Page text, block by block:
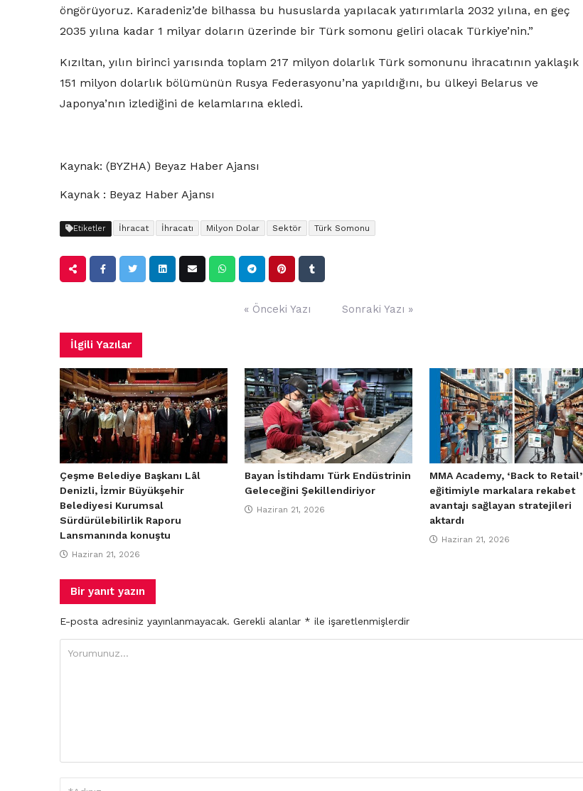
öngörüyoruz. Karadeniz’de bilhassa bu hususlarda yapılacak yatırımlarla 2032 yılına, en geç
2035 yılına kadar 1 milyar doların üzerinde bir Türk somonu geliri olacak Türkiye’nin.”
Kızıltan, yılın birinci yarısında toplam 217 milyon dolarlık Türk somonunu ihracatının yaklaşık
151 milyon dolarlık bölümünün Rusya Federasyonu’na yapıldığını, bu ülkeyi Belarus ve
Japonya’nın izlediğini de kelamlarına ekledi.
Kaynak: (BYZHA) Beyaz Haber Ajansı
Kaynak : Beyaz Haber Ajansı
Etiketler İhracat İhracatı Milyon Dolar Sektör Türk Somonu
« Önceki Yazı Sonraki Yazı »
İlgili Yazılar
Çeşme Belediye Başkanı Lâl
Denizli, İzmir Büyükşehir
Belediyesi Kurumsal
Sürdürülebilirlik Raporu
Lansmanında konuştu
Haziran 21, 2026
Bayan İstihdamı Türk Endüstrinin
Geleceğini Şekillendiriyor
Haziran 21, 2026
MMA Academy, ‘Back to Retail’
eğitimiyle markalara rekabet
avantajı sağlayan stratejileri
aktardı
Haziran 21, 2026
Bir yanıt yazın
E-posta adresiniz yayınlanmayacak. Gerekli alanlar * ile işaretlenmişlerdir